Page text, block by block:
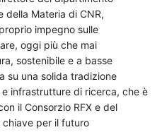
della Materia di CNR,
impegno sulle
oggi più che mai
sostenibile e a basse
su una solida tradizione
infrastrutture di ricerca, che è
il Consorzio RFX e del
per il futuro